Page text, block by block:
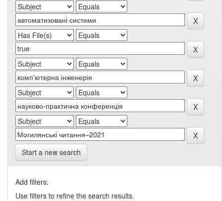
Start a new search
Add filters:
Use filters to refine the search results.